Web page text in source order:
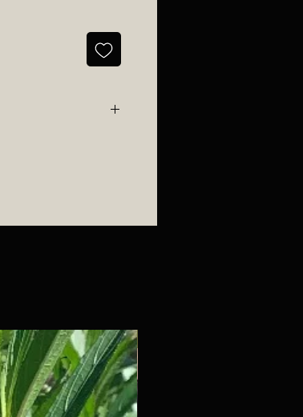
atrae mariposas y